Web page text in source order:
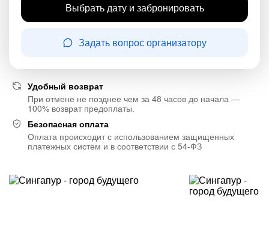
Выбрать дату и забронировать
Задать вопрос организатору
Удобный возврат
При отмене не позднее чем за 48 часов до начала —
100% возврат предоплаты.
Безопасная оплата
Оплата происходит с использованием защищенных
платежных систем и в соответствии с 54-ФЗ